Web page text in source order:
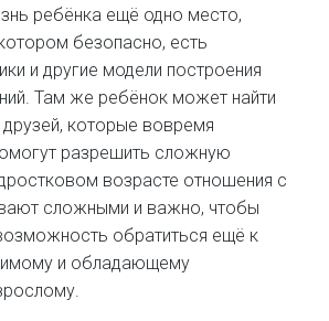
ребёнка ещё одно место,
безопасно, есть
и другие модели построения
Там же ребёнок может найти
друзей, которые вовремя
разрешить сложную
возрасте отношения с
сложными и важно, чтобы
обратиться ещё к
и обладающему